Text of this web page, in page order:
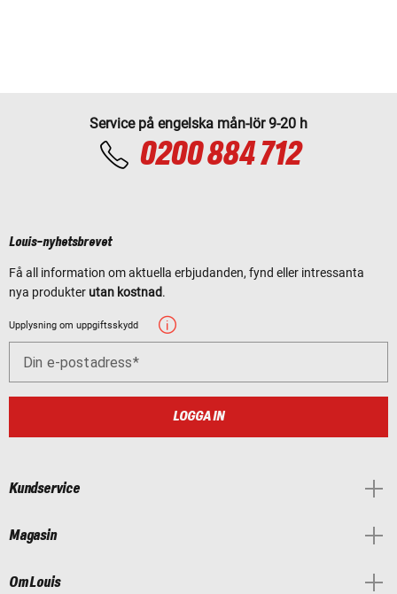
Service på engelska mån-lör 9-20 h
0200 884 712
Louis-nyhetsbrevet
Få all information om aktuella erbjudanden, fynd eller intressanta
nya produkter utan kostnad.
Upplysning om uppgiftsskydd
Din e-postadress
LOGGA IN
Kundservice
Magasin
Om Louis